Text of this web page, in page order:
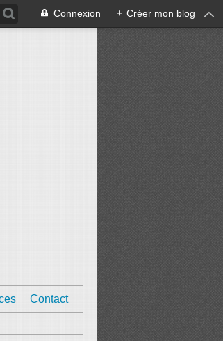
Connexion + Créer mon blog
Contact